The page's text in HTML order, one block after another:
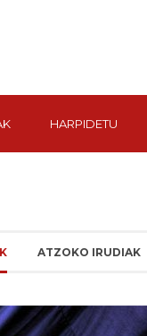
HARPIDETU
ATZOKO IRUDIAK